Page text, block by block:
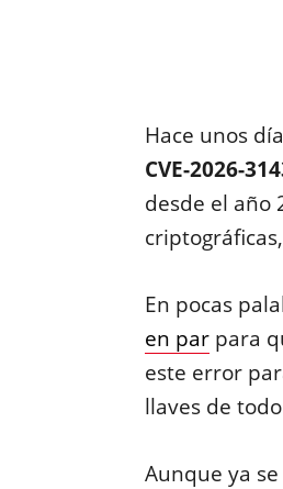
Hace unos
CVE-2026-
desde el año
En pocas
en parpara
este error
llaves de
Aunque ya